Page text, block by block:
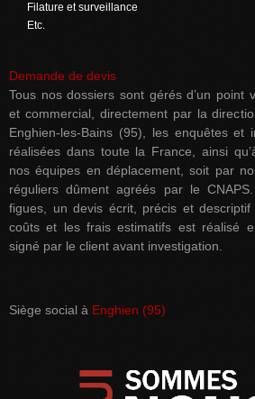
Filature et surveillance
Etc.
Demande de devis
Tous nos dossiers sont gérés d’un point
et commercial, directement par la
Enghien-les-Bains (95), les enquêtes et
réalisées dans toute la France, ainsi
nos équipes en déplacement, soit par
réguliers dûment agréés par le
figues, un devis écrit, précis et
coûts et les frais estimatifs est réalisé
signé par le client avant investigation.
Siège social à Enghien (95)